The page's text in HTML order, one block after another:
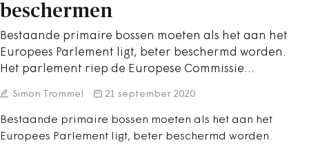
beschermen
Bestaande primaire bossen moeten als het aan het
Europees Parlement ligt, beter beschermd worden.
Het parlement riep de Europese Commissie…
Simon Trommel 21 september 2020
Bestaande primaire bossen moeten als het aan het
Europees Parlement ligt, beter beschermd worden.